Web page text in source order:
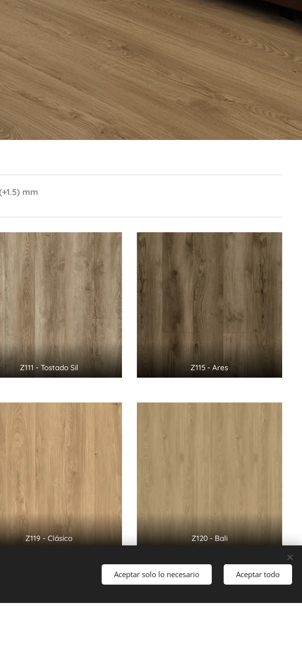
mm
Z111 - Tostado Sil Z115 - Ares
Z119 - Clásico Z120 - Bali
Aceptar solo lo necesario Aceptar todo